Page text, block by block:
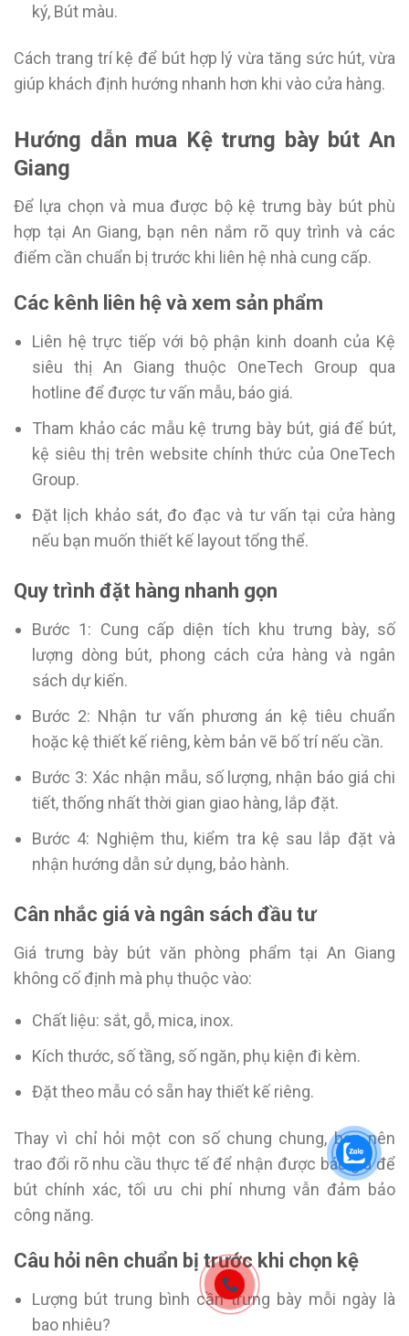
ký, Bút màu.
Cách trang trí kệ để bút hợp lý vừa tăng sức hút, vừa
giúp khách định hướng nhanh hơn khi vào cửa hàng.
Hướng dẫn mua Kệ trưng bày bút An
Giang
Để lựa chọn và mua được bộ kệ trưng bày bút phù
hợp tại An Giang, bạn nên nắm rõ quy trình và các
điểm cần chuẩn bị trước khi liên hệ nhà cung cấp.
Các kênh liên hệ và xem sản phẩm
Liên hệ trực tiếp với bộ phận kinh doanh của Kệ
siêu thị An Giang thuộc OneTech Group qua
hotline để được tư vấn mẫu, báo giá.
Tham khảo các mẫu kệ trưng bày bút, giá để bút,
kệ siêu thị trên website chính thức của OneTech
Group.
Đặt lịch khảo sát, đo đạc và tư vấn tại cửa hàng
nếu bạn muốn thiết kế layout tổng thể.
Quy trình đặt hàng nhanh gọn
Bước 1: Cung cấp diện tích khu trưng bày, số
lượng dòng bút, phong cách cửa hàng và ngân
sách dự kiến.
Bước 2: Nhận tư vấn phương án kệ tiêu chuẩn
hoặc kệ thiết kế riêng, kèm bản vẽ bố trí nếu cần.
Bước 3: Xác nhận mẫu, số lượng, nhận báo giá chi
tiết, thống nhất thời gian giao hàng, lắp đặt.
Bước 4: Nghiệm thu, kiểm tra kệ sau lắp đặt và
nhận hướng dẫn sử dụng, bảo hành.
Cân nhắc giá và ngân sách đầu tư
Giá trưng bày bút văn phòng phẩm tại An Giang
không cố định mà phụ thuộc vào:
Chất liệu: sắt, gỗ, mica, inox.
Kích thước, số tầng, số ngăn, phụ kiện đi kèm.
Đặt theo mẫu có sẵn hay thiết kế riêng.
Thay vì chỉ hỏi một con số chung chung, bạn nên
trao đổi rõ nhu cầu thực tế để nhận được báo giá để
bút chính xác, tối ưu chi phí nhưng vẫn đảm bảo
công năng.
Câu hỏi nên chuẩn bị trước khi chọn kệ
Lượng bút trung bình cần trưng bày mỗi ngày là
bao nhiêu?